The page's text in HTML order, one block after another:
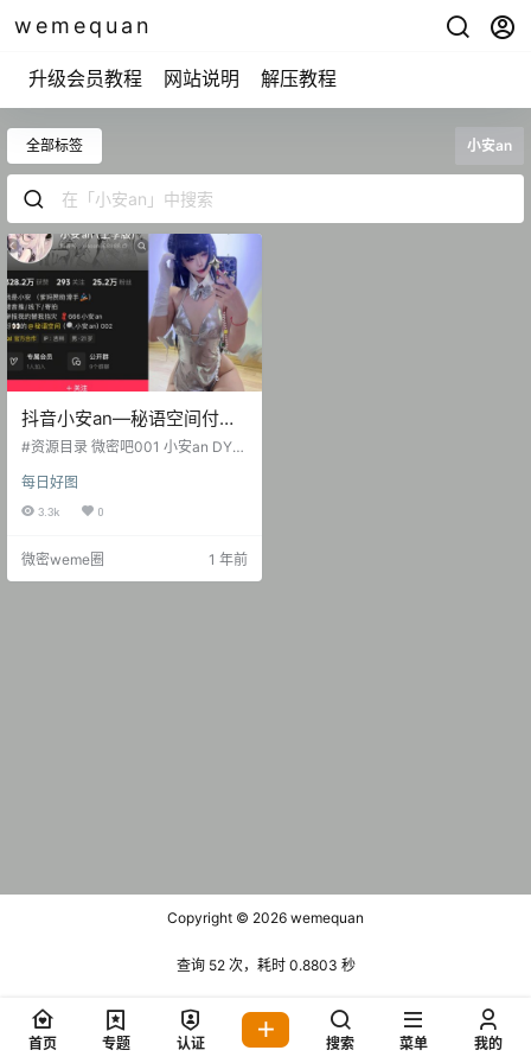
wemequan
升级会员教程 网站说明 解压教程
全部标签 小安an
抖音小安an—秘语空间付费
视频图片合集【持续更新】
#资源目录 微密吧001 小安an DY无
002 小安an 日常养眼图集 [334P-5
7.82 MB] 抖音 小安an 秘语空间 NO.
安an 微密圈 NO.001期 [29P-19V 6
8.11 MB] 抖音 小安an 微密圈 NO.0
每日好图
3.3k 0
微密weme圈 1 年前
Copyright © 2026 wemequan
查询 52 次，耗时 0.8803 秒
首页 专题 认证 搜索 菜单 我的